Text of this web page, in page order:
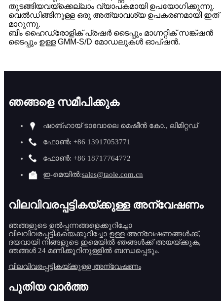
തുടങ്ങിയവയ്ക്കെല്ലാം വ്യാപകമായി ഉപയോഗിക്കുന്നു.
വെൽഡിങ്ങിനുള്ള ഒരു അത്യാവശ്യ ഉപകരണമായി ഇത്
മാറുന്നു.
ബീം ഹൈഡ്രോളിക് പ്രഷർ ടൈപ്പും മാഗ്നറ്റിക് സങ്ക്ഷൻ
ടൈപ്പും ഉള്ള GMM-S/D മോഡലുകൾ ഓപ്ഷൻ.
ഞങ്ങളെ സമീപിക്കുക
ഷാങ്ഹായ് ടാവോലെ മെഷീൻ കോ., ലിമിറ്റഡ്
ഫോൺ: +86 13917053771
ഫോൺ: +86 18717764772
ഇ-മെയിൽ:sales@taole.com.cn
വിലവിവരപ്പട്ടികയ്ക്കുള്ള അന്വേഷണം
ഞങ്ങളുടെ ഉൽപ്പന്നങ്ങളെക്കുറിച്ചോ
വിലവിവരപ്പട്ടികയെക്കുറിച്ചോ ഉള്ള അന്വേഷണങ്ങൾക്ക്,
ദയവായി നിങ്ങളുടെ ഇമെയിൽ ഞങ്ങൾക്ക് അയയ്ക്കുക,
ഞങ്ങൾ 24 മണിക്കൂറിനുള്ളിൽ ബന്ധപ്പെടും.
വിലവിവരപ്പട്ടികയ്ക്കുള്ള അന്വേഷണം
പുതിയ വാർത്ത